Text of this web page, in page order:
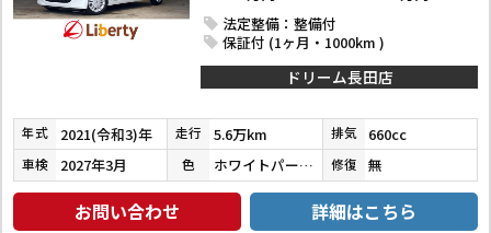
法定整備：整備付
保証付 (1ヶ月・1000km )
ドリーム長田店
年式 2021(令和3)年 走行 5.6万km 排気 660cc
車検 2027年3月 色 ホワイトパール３コートパール 修復 無
お問い合わせ 詳細はこちら